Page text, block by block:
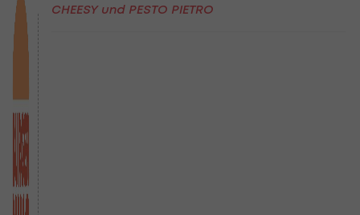
CHEESY und PESTO PIETRO